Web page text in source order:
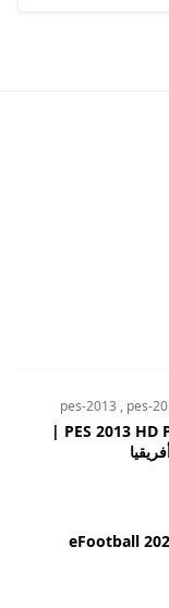
pes-2013 , pes-
تحميل باتش PES 2013 HD Patch 2026 V4.0 |
eFootball